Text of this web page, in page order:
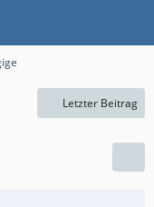
Letzter Beitrag